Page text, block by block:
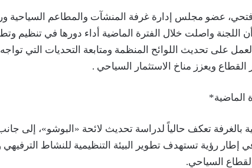
فتحي، عضو مجلس إدارة غرفة المنشآت والمطاعم السياحية
اللجنة واصلت خلال الفترة الماضية أداء دورها في تنظيم
على تحديث اللوائح المنظمة ومتابعة التحديات التي تواجه
ويعزز مناخ الاستثمار السياحي .
الماضية*
بالغرفة تعكف حالياً لدراسة تحديث لائحة «البوشو»، إلى
رؤية تستهدف تطوير البيئة التنظيمية للنشاط الترفيهي
السياحي.